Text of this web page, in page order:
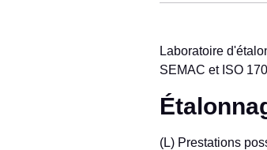
Laboratoire
SEMAC et ISO
(L) Prestations